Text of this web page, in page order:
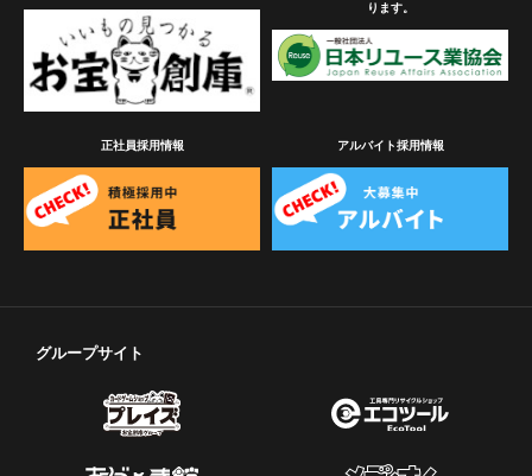
ります。
正社員採用情報 アルバイト採用情報
グループサイト